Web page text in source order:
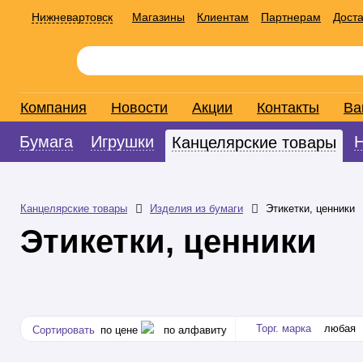
Нижневартовск Магазины Клиентам Партнерам
Компания Новости Акции Контакты
Бумага Игрушки Канцелярские товары
Канцелярские товары Изделия из бумаги Этикетки, ценники
Этикетки, ценники
Сортировать по цене по алфавиту Торг. марка любая